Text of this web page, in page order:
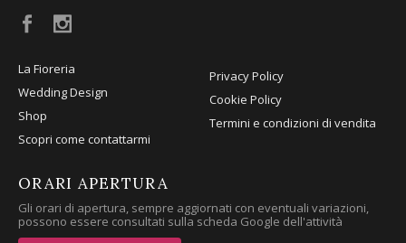
La Fioreria
Wedding Design
Shop
Scopri come contattarmi
Privacy Policy
Cookie Policy
Termini e condizioni di vendita
ORARI APERTURA
Gli orari di apertura, sempre aggiornati con eventuali variazioni,
possono essere consultati sulla scheda Google dell'attività